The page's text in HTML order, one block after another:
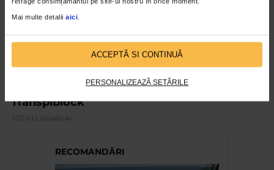
Mai multe detalii aici.
ACCEPTĂ SI CONTINUĂ
PERSONALIZEAZĂ SETĂRILE
CATENA RECOMANDA
Transpiblock
102.011 vizualizari
RECOMANDĂRI